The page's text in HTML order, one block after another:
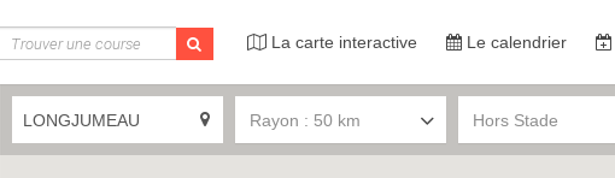
La carte interactive Le calendrier
Rayon : 50 km Hors Stade